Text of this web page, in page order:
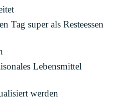
Tag super als Resteessen
Lebensmittel
werden